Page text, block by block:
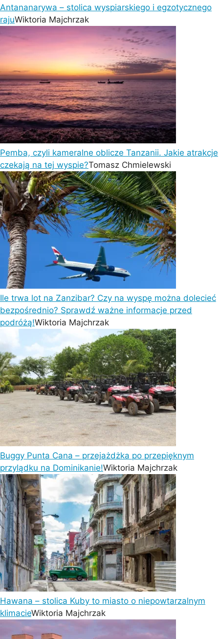
Antananarywa – stolica wyspiarskiego i egzotycznego
rajuWiktoria Majchrzak
Pemba, czyli kameralne oblicze Tanzanii. Jakie atrakcje
czekają na tej wyspie?Tomasz Chmielewski
Ile trwa lot na Zanzibar? Czy na wyspę można dolecieć
bezpośrednio? Sprawdź ważne informacje przed
podróżą!Wiktoria Majchrzak
Buggy Punta Cana – przejażdżka po przepięknym
przylądku na Dominikanie!Wiktoria Majchrzak
Hawana – stolica Kuby to miasto o niepowtarzalnym
klimacieWiktoria Majchrzak